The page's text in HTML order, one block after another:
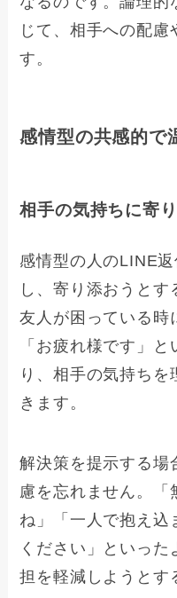
じて、相手への配慮
す。
感情型の共感的で
相手の気持ちに寄
感情型の人のLINE
し、寄り添おうとす
友人が困っている時
「お疲れ様です」
り、相手の気持ち
きます。
解決策を提示する場
慮を忘れません。「
ね」「一人で抱え込
ください」といった
担を軽減しようとす